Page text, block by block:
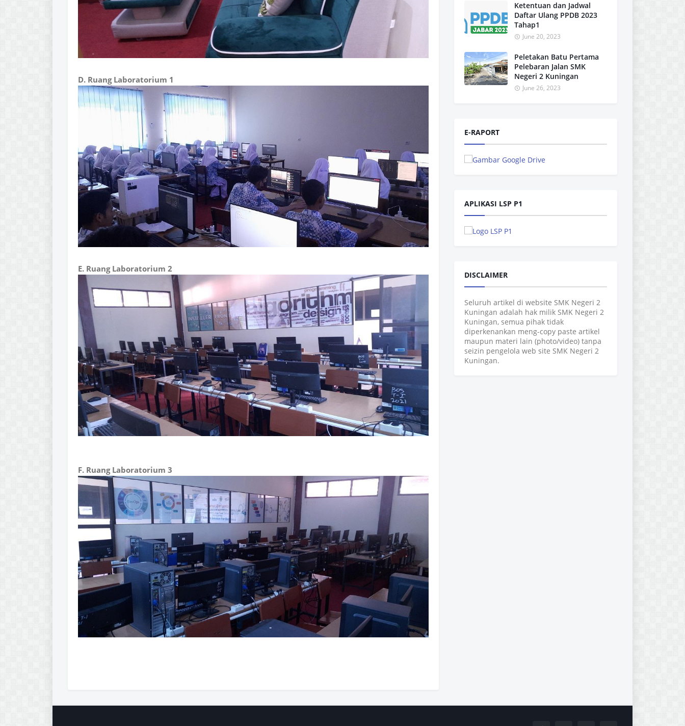
D. Ruang Laboratorium 1
E. Ruang Laboratorium 2
F. Ruang Laboratorium 3
Ketentuan dan Jadwal
Daftar Ulang PPDB 2023
Tahap1
June 20, 2023
Peletakan Batu Pertama
Pelebaran Jalan SMK
Negeri 2 Kuningan
June 26, 2023
E-RAPORT
APLIKASI LSP P1
DISCLAIMER
Seluruh artikel di website SMK Negeri 2
Kuningan adalah hak milik SMK Negeri 2
Kuningan, semua pihak tidak
diperkenankan meng-copy paste artikel
maupun materi lain (photo/video) tanpa
seizin pengelola web site SMK Negeri 2
Kuningan.